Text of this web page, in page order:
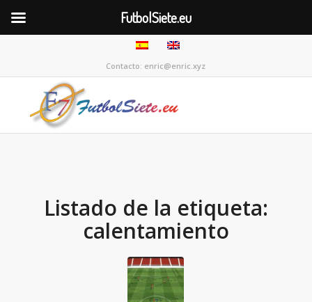
Contacto: enric@enric.xyz
Listado de la etiqueta:
calentamiento
FutbolSiete.eu